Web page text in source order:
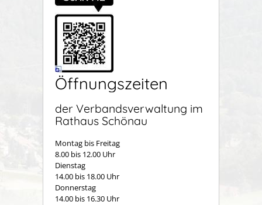
Öffnungszeiten
der Verbandsverwaltung im
Rathaus Schönau
Montag bis Freitag
8.00 bis 12.00 Uhr
Dienstag
14.00 bis 18.00 Uhr
Donnerstag
14.00 bis 16.30 Uhr